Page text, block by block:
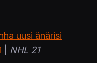
uusi änärisi
NHL 21